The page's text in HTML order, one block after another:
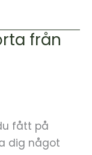
från
fått på
dig något